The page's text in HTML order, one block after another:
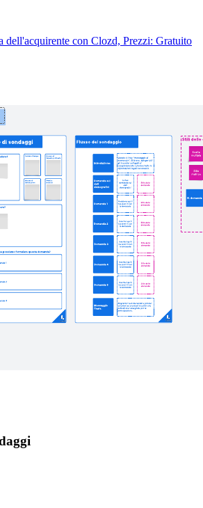
dell'acquirente con Clozd, Prezzi: Gratuito